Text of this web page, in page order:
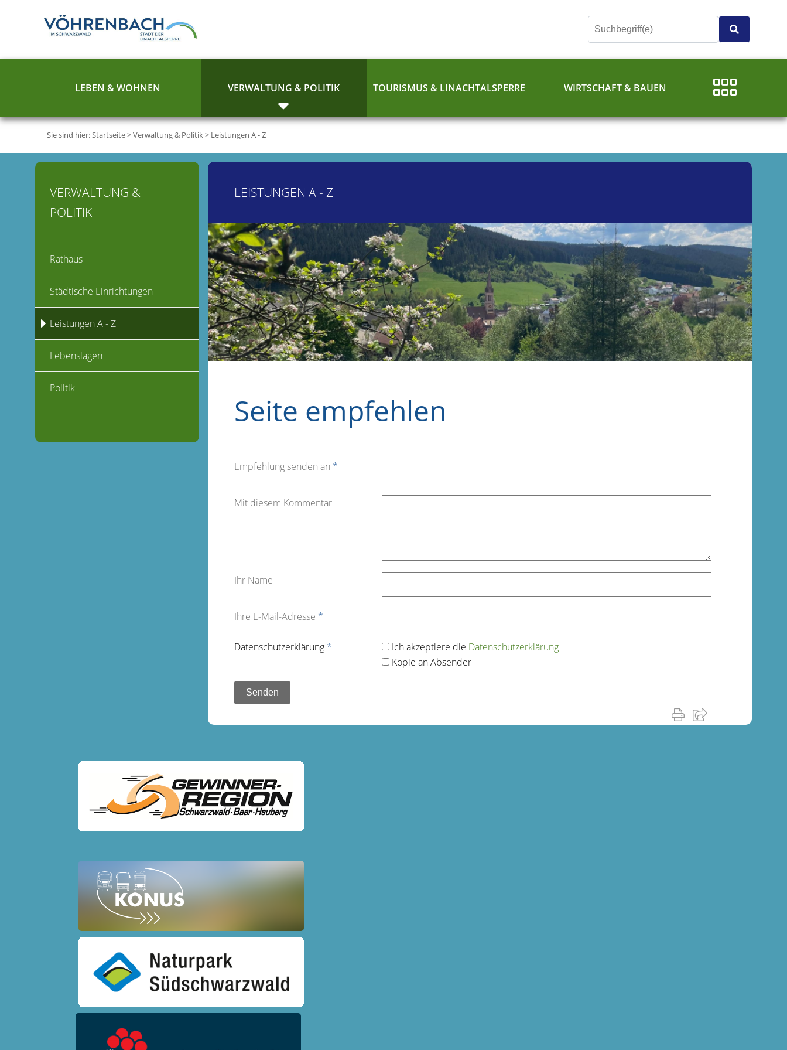
LEBEN & WOHNEN VERWALTUNG & POLITIK TOURISMUS & LINACHTALSPERRE WIRTSCHAFT & BAUEN
Sie sind hier:Startseite>Verwaltung & Politik> Leistungen A - Z
LEISTUNGEN A - Z
Seite empfehlen
Empfehlung senden an *
Mit diesem Kommentar
Ihr Name
Ihre E-Mail-Adresse *
Datenschutz­erklärung * Ich akzeptiere die Datenschutz­erklärung
Kopie an Absender
VERWALTUNG &
POLITIK
Rathaus
Städtische Einrichtungen
Leistungen A - Z
Lebenslagen
Politik